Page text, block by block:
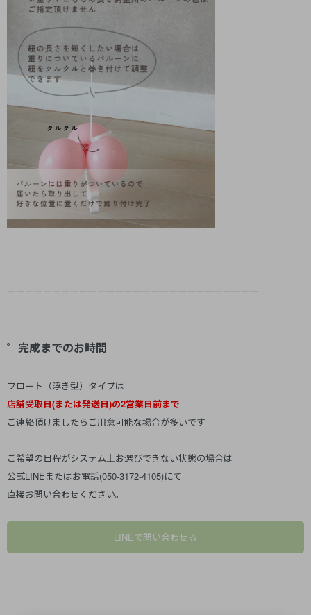
ーーーーーーーーーーーーーーーーーーーーーーーーーーーー
゜完成までのお時間
フロート（浮き型）タイプは
店舗受取日(または発送日)の2営業日前まで
ご連絡頂けましたらご用意可能な場合が多いです
ご希望の日程がシステム上お選びできない状態の場合は
公式LINEまたはお電話(050-3172-4105)にて
直接お問い合わせください。
LINEで問い合わせる